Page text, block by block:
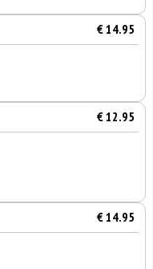
€ 14.95
€ 12.95
€ 14.95